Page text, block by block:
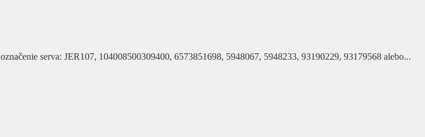
serva: JER107, 104008500309400, 6573851698, 5948067, 5948233, 93190229, 93179568 alebo...